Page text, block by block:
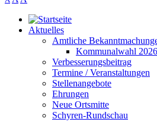
Aktuelles
Amtliche
Kommunalwahl 2026
Verbesserungsbeitrag
Termine / Veranstaltungen
Stellenangebote
Ehrungen
Neue Ortsmitte
Schyren-Rundschau